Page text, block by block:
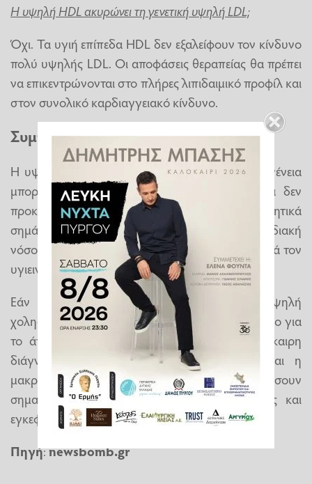
Η υψηλή HDL ακυρώνει τη γενετική υψηλή LDL;
Όχι. Τα υγιή επίπεδα HDL δεν εξαλείφουν τον κίνδυνο
πολύ υψηλής LDL. Οι αποφάσεις θεραπείας θα πρέπει
να επικεντρώνονται στο πλήρες λιπιδαιμικό προφίλ και
στον συνολικό καρδιαγγειακό κίνδυνο.
Συμπέρασμα
Η υψηλή χοληστερόλη που υπάρχει στην οικογένεια
μπορεί εύκολα να παραβλεφθεί επειδή συχνά δεν
προκαλεί συμπτώματα. Τα βασικά προειδοποιητικά
σημάδια είναι η πολύ υψηλή LDL, η πρώιμη καρδιακή
νόσος σε συγγενείς ή η υψηλή χοληστερόλη παρά τον
υγιεινό τρόπο ζωής.
Εάν υπάρχει υποψία για κληρονομική υψηλή
χοληστερόλη, οι εξετάσεις έχουν σημασία όχι μόνο για
το άτομο, αλλά και για την οικογένεια. Η έγκαιρη
διάγνωση, η θεραπεία μείωσης της LDL και η
μακροχρόνια παρακολούθηση μπορούν να μειώσουν
σημαντικά τον κίνδυνο καρδιακής προσβολής και
εγκεφαλικού επεισοδίου.
Πηγή:newsbomb.gr